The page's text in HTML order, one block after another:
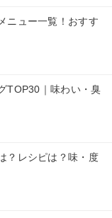
ニュー一覧！おすす
TOP30｜味わい・臭
？レシピは？味・度